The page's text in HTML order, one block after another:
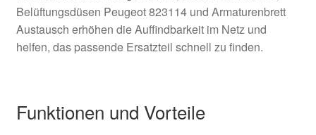
Belüftungsdüsen Peugeot 823114 und Armaturenbrett
Austausch erhöhen die Auffindbarkeit im Netz und
helfen, das passende Ersatzteil schnell zu finden.
Funktionen und Vorteile